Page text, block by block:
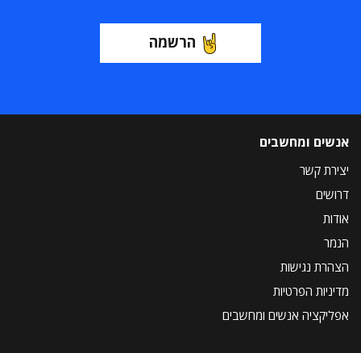
הרשמה
אנשים ומחשבים
יצירת קשר
דרושים
אודות
הנמר
הצהרת נגישות
מדיניות הפרטיות
אפליקציה אנשים ומחשבים